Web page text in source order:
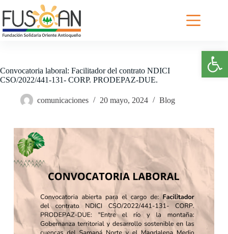
Abrir barra de herramientas
al
contenido
Convocatoria laboral: Facilitador del contrato NDICI
CSO/2022/441-131- CORP. PRODEPAZ-DUE.
comunicaciones 20 mayo, 2024 Blog